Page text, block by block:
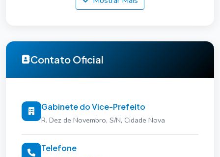
Coordenar secretarias ou projetos
estratégicos.
Presidir comissões ou conselhos
Contato Oficial
Gabinete do Vice-Prefeito
R. Dez de Novembro, S/N, Cidade Nova
Telefone